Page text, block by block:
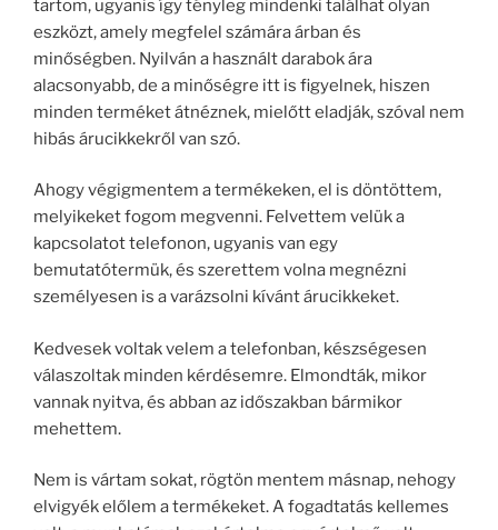
tartom, ugyanis így tényleg mindenki találhat olyan
eszközt, amely megfelel számára árban és
minőségben. Nyilván a használt darabok ára
alacsonyabb, de a minőségre itt is figyelnek, hiszen
minden terméket átnéznek, mielőtt eladják, szóval nem
hibás árucikkekről van szó.
Ahogy végigmentem a termékeken, el is döntöttem,
melyikeket fogom megvenni. Felvettem velük a
kapcsolatot telefonon, ugyanis van egy
bemutatótermük, és szerettem volna megnézni
személyesen is a varázsolni kívánt árucikkeket.
Kedvesek voltak velem a telefonban, készségesen
válaszoltak minden kérdésemre. Elmondták, mikor
vannak nyitva, és abban az időszakban bármikor
mehettem.
Nem is vártam sokat, rögtön mentem másnap, nehogy
elvigyék előlem a termékeket. A fogadtatás kellemes